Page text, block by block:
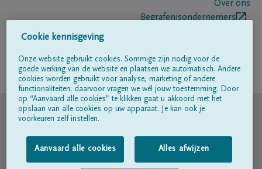
Over ons
Begrafenisondernemers
Volg ons op
© DELA
Gebruiksvoorwaarden
Privacyverklaring
Cookie kennisgeving
Onze website gebruikt cookies. Sommige zijn nodig voor de
goede werking van de website en plaatsen we automatisch. Andere
cookies worden gebruikt voor analyse, marketing of andere
functionaliteiten; daarvoor vragen we wél jouw toestemming. Door
op “Aanvaard alle cookies” te klikken gaat u akkoord met het
opslaan van alle cookies op uw apparaat. Je kan ook je
voorkeuren zelf instellen.
Aanvaard alle cookies Alles afwijzen